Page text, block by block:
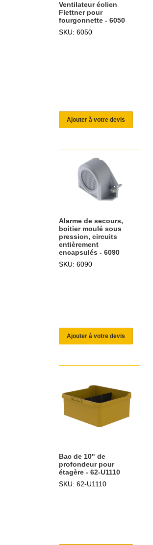
Ventilateur éolien
Flettner pour
fourgonnette - 6050
SKU: 6050
Ajouter à votre devis
Alarme de secours,
boitier moulé sous
pression, circuits
entièrement
encapsulés - 6090
SKU: 6090
Ajouter à votre devis
Bac de 10" de
profondeur pour
étagère - 62-U1110
SKU: 62-U1110